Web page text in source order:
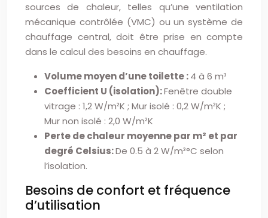
sources de chaleur, telles qu’une ventilation
mécanique contrôlée (VMC) ou un système de
chauffage central, doit être prise en compte
dans le calcul des besoins en chauffage.
Volume moyen d’une toilette :4 à 6 m³
Coefficient U (isolation):Fenêtre double
vitrage : 1,2 W/m²K ; Mur isolé : 0,2 W/m²K ;
Mur non isolé : 2,0 W/m²K
Perte de chaleur moyenne par m² et par
degré Celsius:De 0.5 à 2 W/m²°C selon
l’isolation.
Besoins de confort et fréquence
d’utilisation